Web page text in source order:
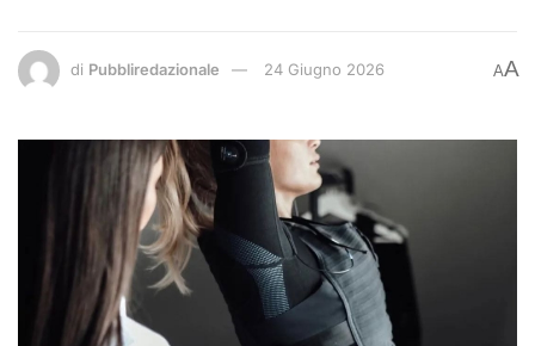
di Pubbliredazionale 24 Giugno 2026 AA